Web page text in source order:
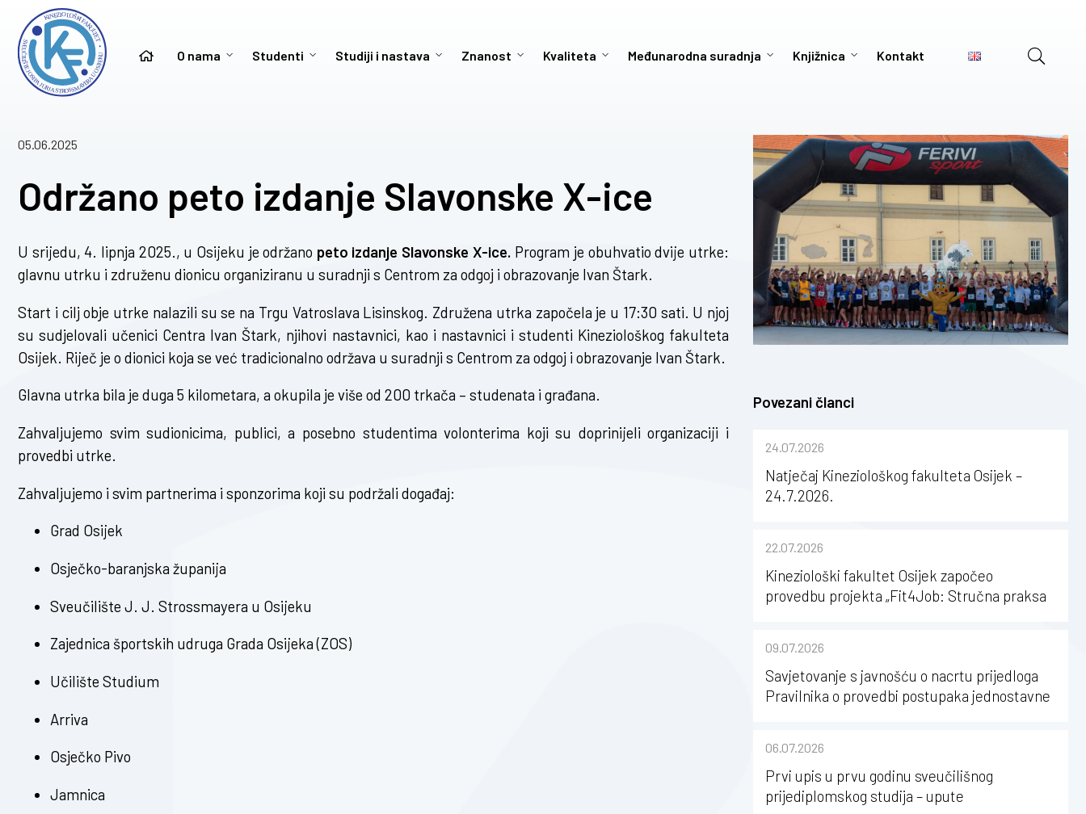
O nama Studenti Studiji i nastava Znanost Kvaliteta Međunarodna suradnja Knjižnica Kontakt
05.06.2025
Održano peto izdanje Slavonske X-ice
U srijedu, 4. lipnja 2025., u Osijeku je održano peto izdanje Slavonske X-ice. Program je obuhvatio dvije utrke:
glavnu utrku i združenu dionicu organiziranu u suradnji s Centrom za odgoj i obrazovanje Ivan Štark.
Start i cilj obje utrke nalazili su se na Trgu Vatroslava Lisinskog. Združena utrka započela je u 17:30 sati. U njoj
su sudjelovali učenici Centra Ivan Štark, njihovi nastavnici, kao i nastavnici i studenti Kineziološkog fakulteta
Osijek. Riječ je o dionici koja se već tradicionalno održava u suradnji s Centrom za odgoj i obrazovanje Ivan Štark.
Glavna utrka bila je duga 5 kilometara, a okupila je više od 200 trkača – studenata i građana.
Zahvaljujemo svim sudionicima, publici, a posebno studentima volonterima koji su doprinijeli organizaciji i
provedbi utrke.
Zahvaljujemo i svim partnerima i sponzorima koji su podržali događaj:
Grad Osijek
Osječko-baranjska županija
Sveučilište J. J. Strossmayera u Osijeku
Zajednica športskih udruga Grada Osijeka (ZOS)
Učilište Studium
Arriva
Osječko Pivo
Jamnica
Povezani članci
24.07.2026
Natječaj Kineziološkog fakulteta Osijek –
24.7.2026.
22.07.2026
Kineziološki fakultet Osijek započeo
provedbu projekta „Fit4Job: Stručna praksa
09.07.2026
Savjetovanje s javnošću o nacrtu prijedloga
Pravilnika o provedbi postupaka jednostavne
Strossmayera u Osijeku
06.07.2026
Prvi upis u prvu godinu sveučilišnog
prijediplomskog studija – upute